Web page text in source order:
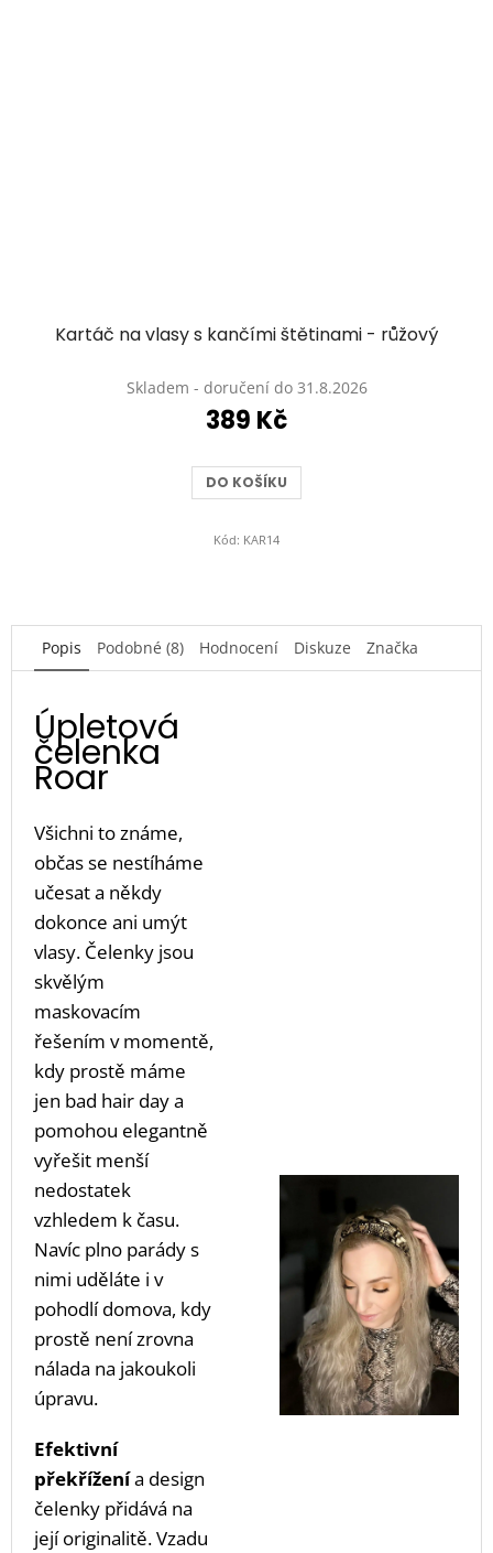
Kartáč na vlasy s kančími štětinami - růžový
hodnocení
produktu
je
z
5
Skladem - doručení do 31.8.2026
389 Kč
DO KOŠÍKU
Kód: KAR14
Popis Podobné (8) Hodnocení Diskuze Značka
Úpletová
čelenka
Roar
Všichni to známe,
občas se nestíháme
učesat a někdy
dokonce ani umýt
vlasy. Čelenky jsou
skvělým
maskovacím
řešením v momentě,
kdy prostě máme
jen bad hair day a
pomohou elegantně
vyřešit menší
nedostatek
vzhledem k času.
Navíc plno parády s
nimi uděláte i v
pohodlí domova, kdy
prostě není zrovna
nálada na jakoukoli
úpravu.
Efektivní
překříženía design
čelenky přidává na
její originalitě. Vzadu